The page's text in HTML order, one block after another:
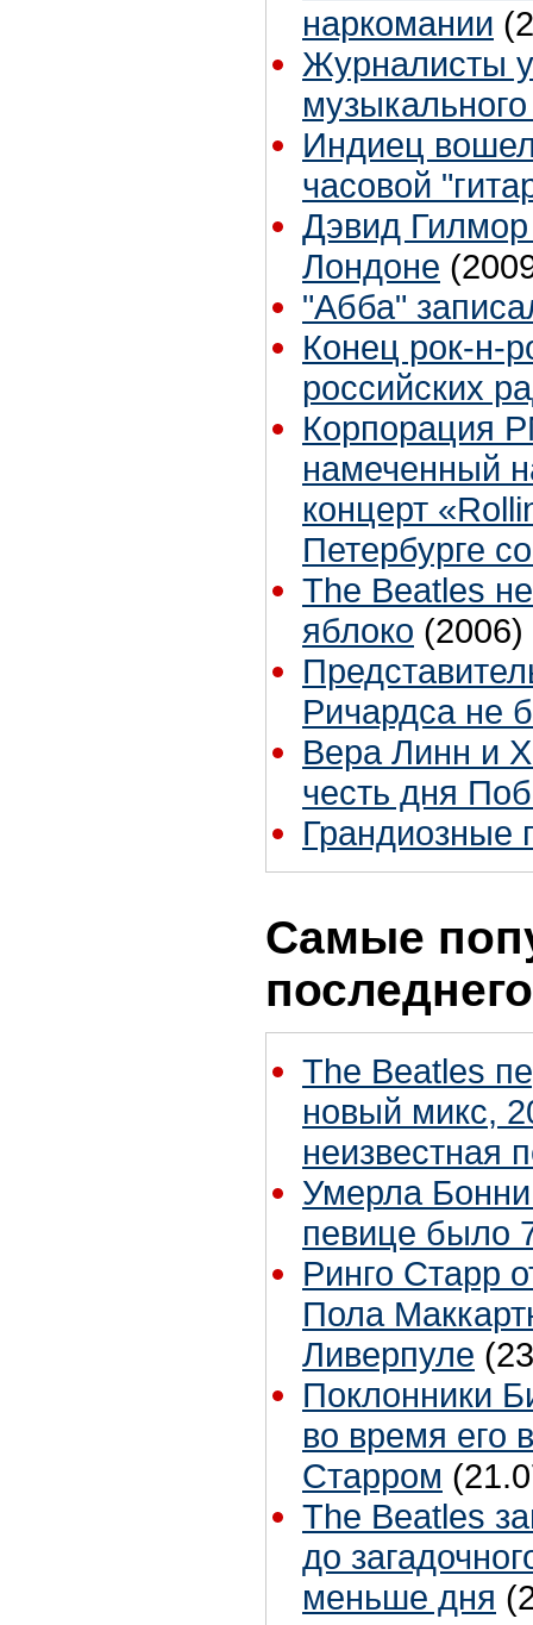
наркомании
Журналисты
Индиец
часовой
Дэвид Гилмор
Лондоне
"Абба"
Конец рок-н-
российских
Корпорация
намеченный
концерт
Петербурге
The Beatles
яблоко (2006)
Ричардса не
Вера Линн и
честь дня
Самые
The Beatles
новый микс,
неизвестная
Умерла
певице было
Ринго Старр
Пола
Ливерпуле
Поклонники
во время его
Старром
The Beatles
до
меньше дня